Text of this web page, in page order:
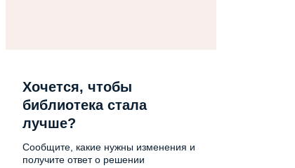
Хочется, чтобы
библиотека стала
лучше?
Сообщите, какие нужны изменения и
получите ответ о решении